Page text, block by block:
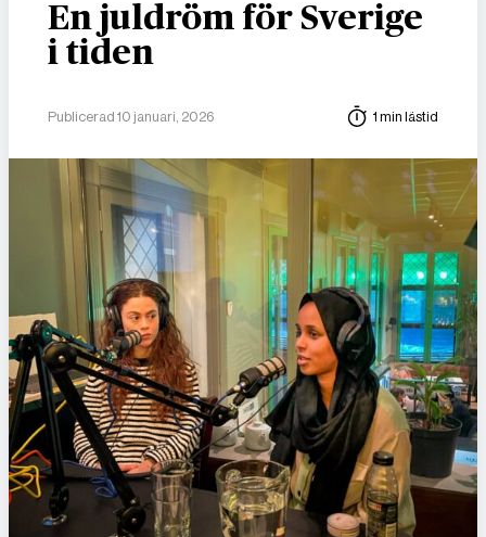
En juldröm för Sverige
i tiden
Publicerad 10 januari, 2026 1 min lästid